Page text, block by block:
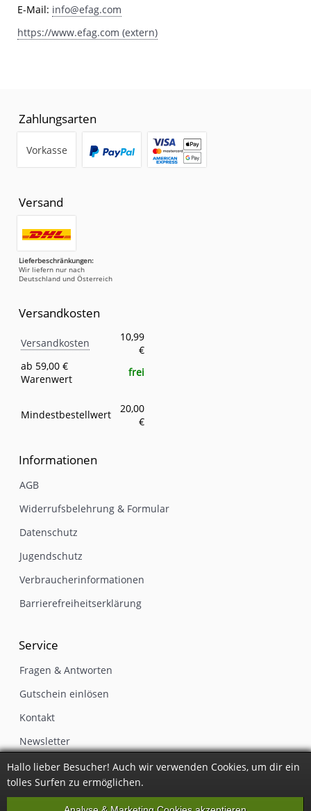
E-Mail: info@efag.com
https://www.efag.com (extern)
Zahlungsarten
Vorkasse
Versand
Lieferbeschränkungen:
Wir liefern nur nach
Deutschland und Österreich
Versandkosten
Eigenschaft
Versandkosten
10,99
€
ab 59,00 €
Warenwert
frei
Mindestbestellwert
20,00
€
Informationen
AGB
Widerrufsbelehrung & Formular
Datenschutz
Jugendschutz
Verbraucherinformationen
Barrierefreiheitserklärung
Service
Fragen & Antworten
Gutschein einlösen
Kontakt
Newsletter
Impressum
Vertrag widerrufen
Hallo lieber Besucher! Auch wir verwenden Cookies, um dir ein
tolles Surfen zu ermöglichen.